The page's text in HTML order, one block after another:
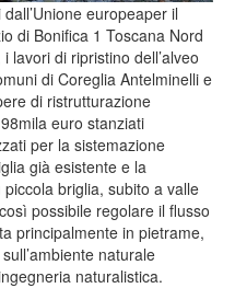
europeaper il
di Bonifica 1 Toscana Nord
lavori di ripristino dell’alveo
di Coreglia Antelminelli e
di ristrutturazione
euro stanziati
per la sistemazione
già esistente e la
briglia, subito a valle
possibile regolare il flusso
principalmente in pietrame,
naturale
naturalistica.